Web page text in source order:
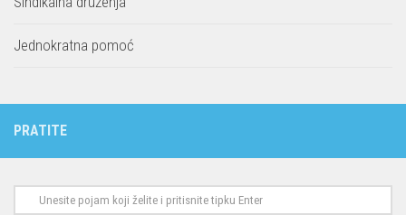
Jednokratna pomoć
PRATITE